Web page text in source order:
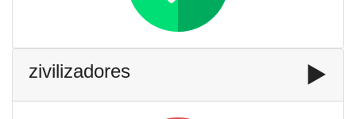
zivilizadores ▶️